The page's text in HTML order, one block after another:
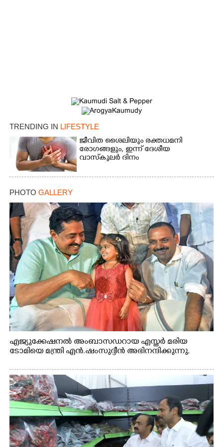
TRENDING IN LIFESTYLE
ജീവിത ശൈലിയും രക്തധമനി
രോഗങ്ങളും, ഇന്ന് ദേശീയ
വാസ്‌കുലര്‍ ദിനം
PHOTO GALLERY
എജ്യുക്കേഷനൽ അംബാസഡറായ എസ്തർ മരിയ
ടോമിയെ മന്ത്രി എൻ.ഷംസുദ്ദീൻ അഭിനന്ദിക്കുന്നു.
Copy Link